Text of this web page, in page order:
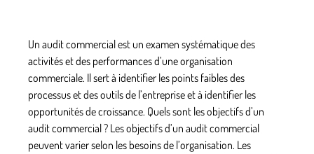
Un audit commercial est un examen systématique des
activités et des performances d’uneorganisation
commerciale. Il sert à identifier les points faibles des
processus et des outils de l’entreprise et à identifier les
opportunités de croissance. Quels sont les objectifs d’un
audit commercial? Les objectifs d’un audit commercial
peuvent varier selon les besoins de l’organisation. Les